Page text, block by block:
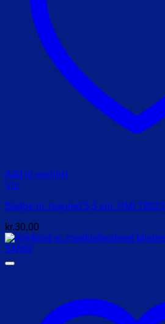
Add to wishlist
Vis
Badge m. magnet 5,5 cm. HMI 78023
kr.30,00